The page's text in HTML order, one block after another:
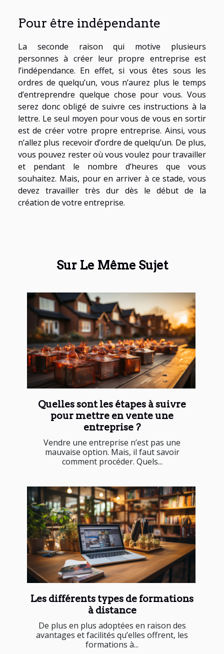
Pour être indépendante
La seconde raison qui motive plusieurs
personnes à créer leur propre entreprise est
l’indépendance. En effet, si vous êtes sous les
ordres de quelqu’un, vous n’aurez plus le temps
d’entreprendre quelque chose pour vous. Vous
serez donc obligé de suivre ces instructions à la
lettre. Le seul moyen pour vous de vous en sortir
est de créer votre propre entreprise. Ainsi, vous
n’allez plus recevoir d’ordre de quelqu’un. De plus,
vous pouvez rester où vous voulez pour travailler
et pendant le nombre d’heures que vous
souhaitez. Mais, pour en arriver à ce stade, vous
devez travailler très dur dès le début de la
création de votre entreprise.
Sur Le Même Sujet
Quelles sont les étapes à suivre
pour mettre en vente une
entreprise ?
Vendre une entreprise n’est pas une
mauvaise option. Mais, il faut savoir
comment procéder. Quels...
Les différents types de formations
à distance
De plus en plus adoptées en raison des
avantages et facilités qu’elles offrent, les
formations à...